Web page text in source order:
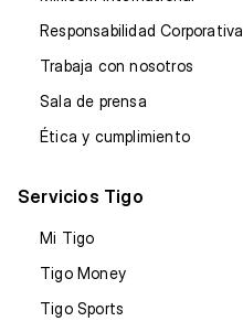
Responsabilidad Corporativa
Trabaja con nosotros
Sala de prensa
Ética y cumplimiento
Servicios Tigo
Mi Tigo
Tigo Money
Tigo Sports